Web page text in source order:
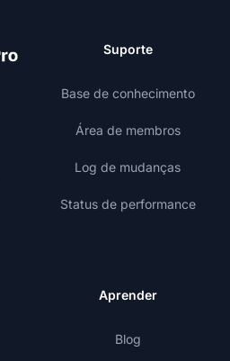
Suporte
Base de conhecimento
Área de membros
Log de mudanças
Status de performance
Aprender
Blog